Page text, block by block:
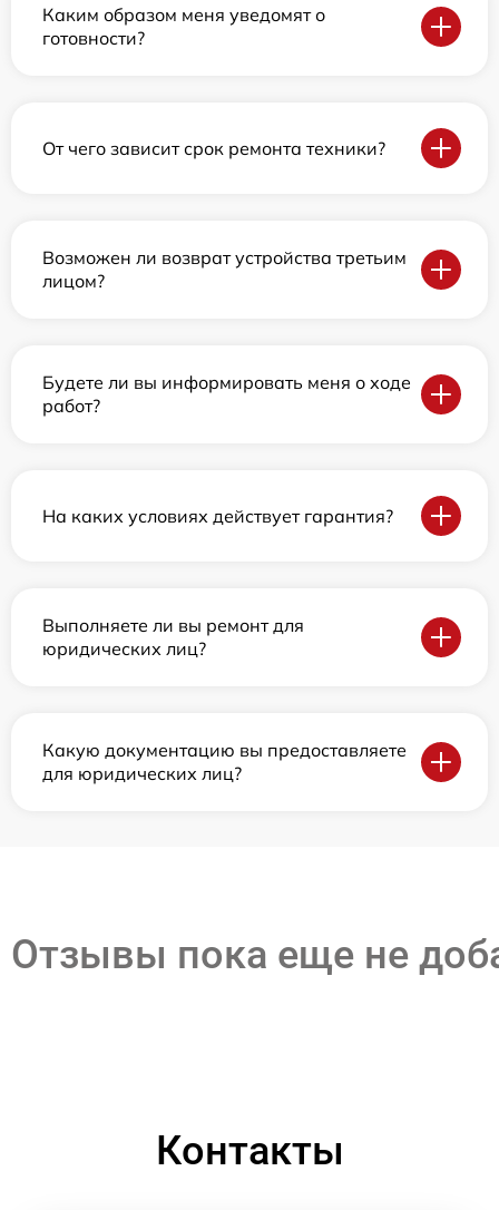
Каким образом меня уведомят о
готовности?
От чего зависит срок ремонта техники?
Возможен ли возврат устройства третьим
лицом?
Будете ли вы информировать меня о ходе
работ?
На каких условиях действует гарантия?
Выполняете ли вы ремонт для
юридических лиц?
Какую документацию вы предоставляете
для юридических лиц?
Отзывы пока еще не
Контакты